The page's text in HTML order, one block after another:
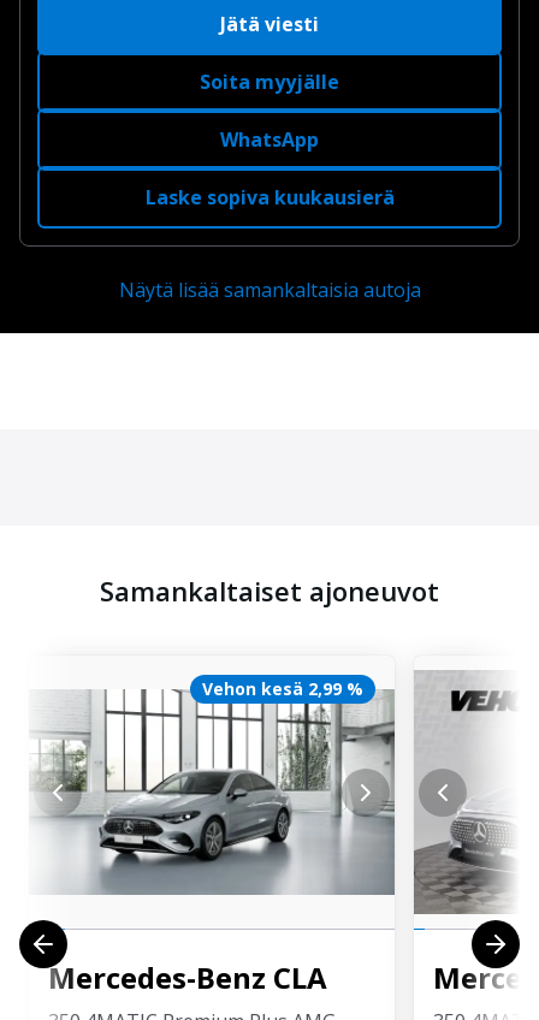
Jätä viesti
Soita myyjälle
WhatsApp
Laske sopiva kuukausierä
Näytä lisää samankaltaisia autoja
Samankaltaiset ajoneuvot
Vehon kesä 2,99 %
Mercedes-Benz CLA